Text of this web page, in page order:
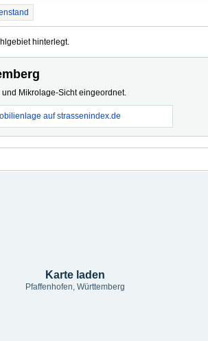
hinterlegt.
Mikrolage-Sicht eingeordnet.
auf strassenindex.de
Karte laden
Pfaffenhofen, Württemberg